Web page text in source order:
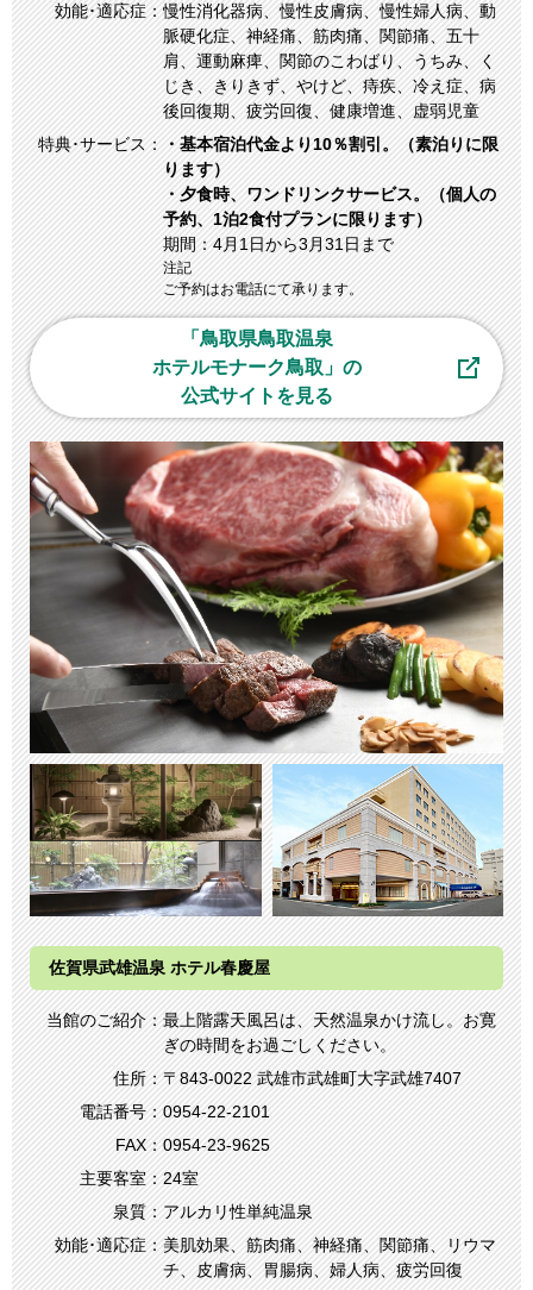
効能･適応症：慢性消化器病、慢性皮膚病、慢性婦人病、動
脈硬化症、神経痛、筋肉痛、関節痛、五十
肩、運動麻痺、関節のこわばり、うちみ、く
じき、きりきず、やけど、痔疾、冷え症、病
後回復期、疲労回復、健康増進、虚弱児童
特典･サービス：・基本宿泊代金より10％割引。（素泊りに限
ります）
・夕食時、ワンドリンクサービス。（個人の
予約、1泊2食付プランに限ります）
期間：4月1日から3月31日まで
注記
ご予約はお電話にて承ります。
「鳥取県鳥取温泉
ホテルモナーク鳥取」の
公式サイトを見る
佐賀県武雄温泉 ホテル春慶屋
当館のご紹介：最上階露天風呂は、天然温泉かけ流し。お寛
ぎの時間をお過ごしください。
住所：〒843-0022 武雄市武雄町大字武雄7407
電話番号：0954-22-2101
FAX：0954-23-9625
主要客室：24室
泉質：アルカリ性単純温泉
効能･適応症：美肌効果、筋肉痛、神経痛、関節痛、リウマ
チ、皮膚病、胃腸病、婦人病、疲労回復